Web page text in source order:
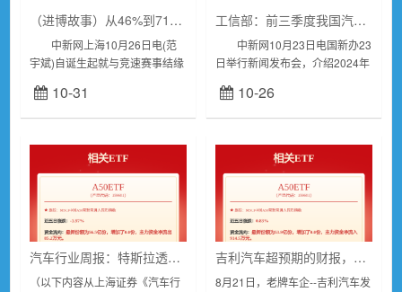
（进博故事）从46%到71%，看见可持续未来
中新网上海10月26日电(范
宇斌)自诞生起就与竞速赛事结缘
先”。2023年9月下旬，米其林的
一款创新产品——可持续材料使
10-31
工信部：前三季度我国汽车产业增加值同比增长7.9%
中新网10月23日电国新办23
日举行新闻发布会，介绍2024年
况。工业和信息化部新闻发言
人、总工程师赵志国在会上介
10-26
汽车行业周报：特斯拉透露FSD入华新进展，各省市陆续发布汽车置换补贴方案
（以下内容从上海证券《汽车行
吉利汽车超预期的财报，透露了新能源汽车的进化逻辑
8月21日，老牌车企--吉利汽车发